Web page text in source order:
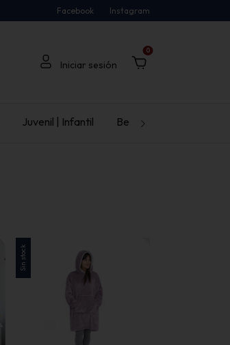
Facebook Instagram
0
Juvenil | Infantil Bebé
Sin stock